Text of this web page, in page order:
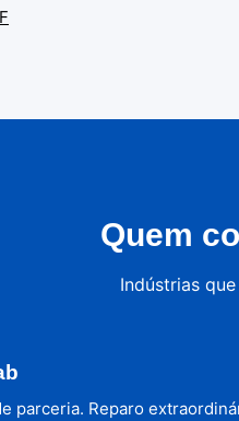
Quem
Indústrias
parceria. Reparo